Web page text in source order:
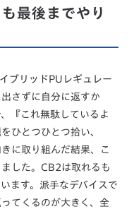
最後までやり
ブリッドPUレギュレー
さずに自分に返すか
『これ無駄しているよ
ひとつひとつ拾い、
に取り組んだ結果、こ
した。CB2は取れるも
ます。派手なデバイスで
てくるのが大きく、全